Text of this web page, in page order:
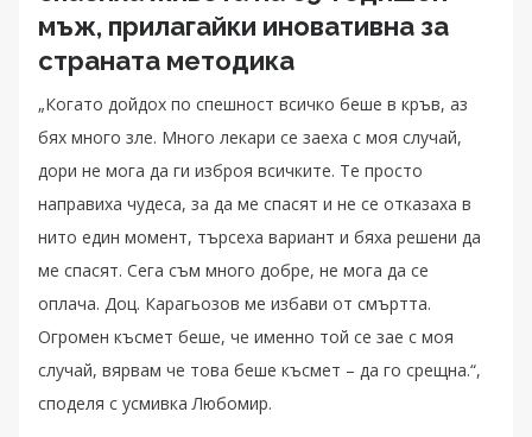
мъж, прилагайки иновативна за
страната методика
„Когато дойдох по спешност всичко беше в кръв, аз
бях много зле. Много лекари се заеха с моя случай,
дори не мога да ги изброя всичките. Те просто
направиха чудеса, за да ме спасят и не се отказаха в
нито един момент, търсеха вариант и бяха решени да
ме спасят. Сега съм много добре, не мога да се
оплача. Доц. Карагьозов ме избави от смъртта.
Огромен късмет беше, че именно той се зае с моя
случай, вярвам че това беше късмет – да го срещна.“,
споделя с усмивка Любомир.